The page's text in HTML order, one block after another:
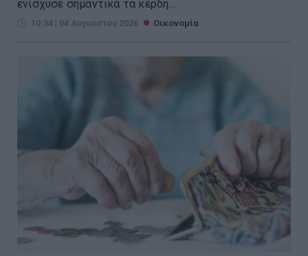
ενίσχυσε σημαντικά τα κέρδη...
10:34 | 04 Αυγούστου 2026 Οικονομία